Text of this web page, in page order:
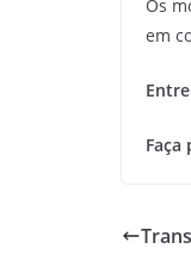
Os
em
Faça